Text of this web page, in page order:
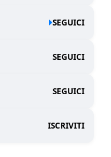
SEGUICI
SEGUICI
SEGUICI
ISCRIVITI